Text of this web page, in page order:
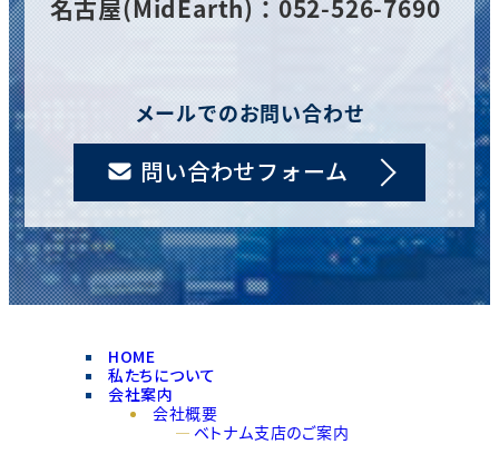
名古屋(MidEarth)：052-526-7690
メールでのお問い合わせ
問い合わせフォーム
HOME
私たちについて
会社案内
会社概要
ベトナム支店のご案内